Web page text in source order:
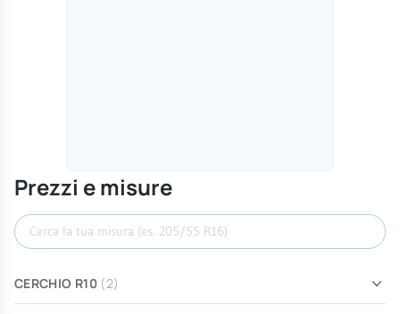
Prezzi e misure
Cerca misura
CERCHIO R10 (2)